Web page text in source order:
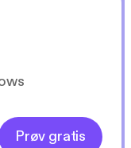
Prøv gratis